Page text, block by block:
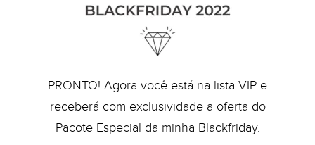
PRONTO! Agora você está na lista VIP e
receberá com exclusividade a oferta do
Pacote Especial da minha Blackfriday.